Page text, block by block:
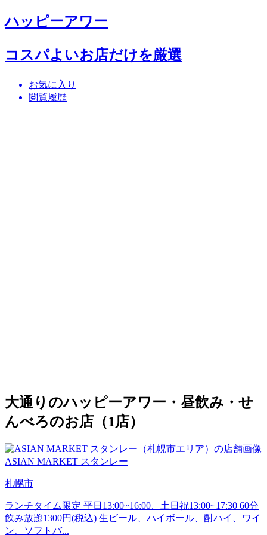
ハッピーアワー
コスパよいお店だけを厳選
お気に入り
閲覧履歴
大通りのハッピーアワー・昼飲み・せ
んべろのお店（1店）
ASIAN MARKET スタンレー
札幌市
ランチタイム限定 平日13:00~16:00、土日祝13:00~17:30 60分
飲み放題1300円(税込) 生ビール、ハイボール、酎ハイ、ワイ
ン、ソフトバ...